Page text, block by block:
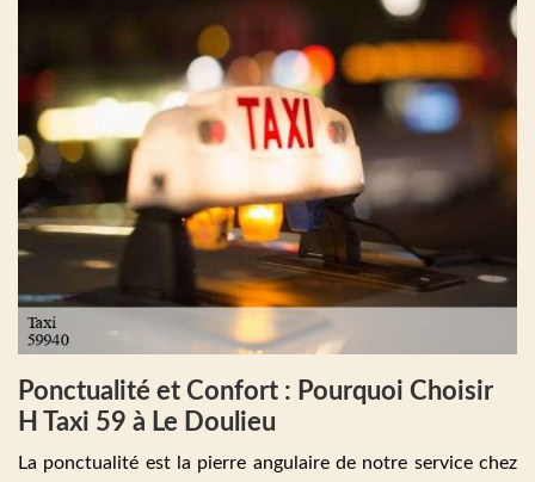
Ponctualité et Confort : Pourquoi Choisir
H Taxi 59 à Le Doulieu
La ponctualité est la pierre angulaire de notre service chez